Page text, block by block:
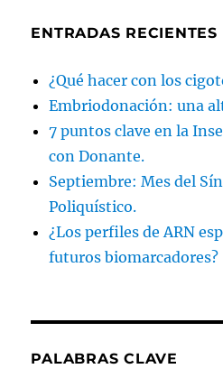
ENTRADAS RECIENTES
¿Qué hacer con los
Embriodonación: una
7 puntos clave en la
con Donante.
Septiembre: Mes del
Poliquístico.
¿Los perfiles de ARN
futuros biomarcadores?
PALABRAS CLAVE